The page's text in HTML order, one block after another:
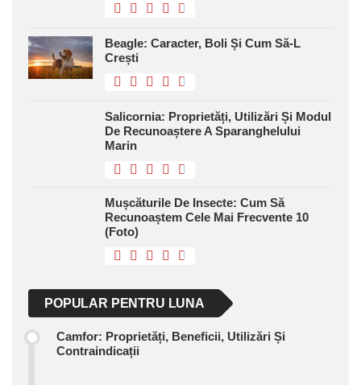
Beagle: Caracter, Boli Și Cum Să-L
Crești
Salicornia: Proprietăți, Utilizări Și Modul
De Recunoaștere A Sparanghelului
Marin
Mușcăturile De Insecte: Cum Să
Recunoaștem Cele Mai Frecvente 10
(foto)
POPULAR PENTRU LUNA
Camfor: Proprietăți, Beneficii, Utilizări Și
Contraindicații